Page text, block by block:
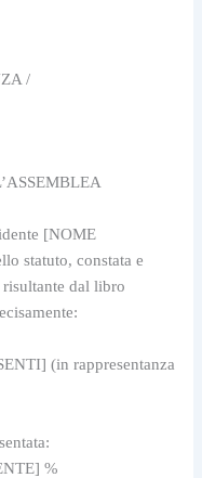
/
[NOME
statuto, constata e
dal libro
(in rappresentanza
%